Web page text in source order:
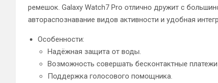
ремешок. Galaxy Watch7 Pro отлично дружит с
автораспознавание видов активности и удобная
Особенности:
Надёжная защита от воды.
Возможность совершать бесконтактные
Поддержка голосового помощника.